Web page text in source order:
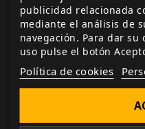
Ya sea tu primera vez
última incursión, La
en Iron Kingdoms:
Puedes jugar a Iron
https://
publicidad relacionada
mediante el análisis de
navegación. Para dar
uso pulse el botón
Política de cookies